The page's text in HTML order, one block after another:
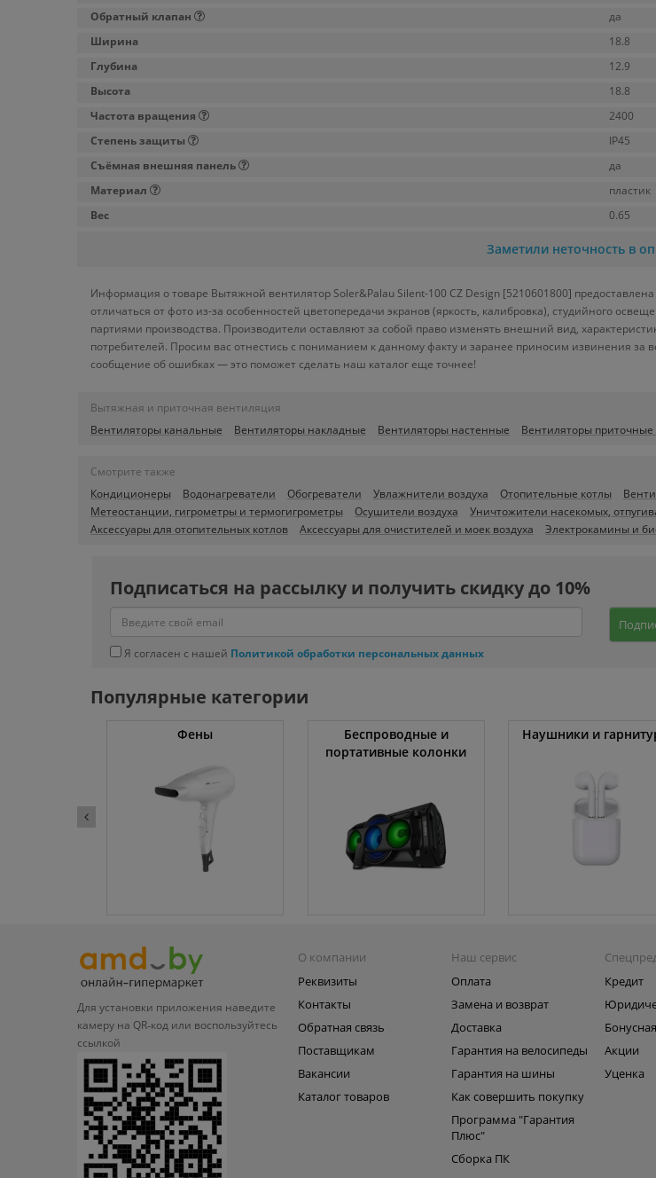
Обратный клапан
да
Ширина
18.8
Глубина
12.9
Высота
18.8
Частота вращения
2400
Степень защиты
IP45
Съёмная внешняя панель
да
Материал
пластик
Вес
0.65
Заметили неточность в
Информация о товаре Вытяжной вентилятор Soler&Palau Silent-100 CZ Design [5210601800]
отличаться от фото из-за особенностей цветопередачи экранов (яркость, калибровка), студийного
партиями производства. Производители оставляют за собой право изменять внешний вид,
потребителей. Просим вас отнестись с пониманием к данному факту и заранее приносим извинения
сообщение об ошибках — это поможет сделать наш каталог еще точнее!
Вытяжная и приточная вентиляция
Вентиляторы канальные
Вентиляторы накладные Вентиляторы настенные Вентиляторы приточные
Смотрите также
Кондиционеры
Водонагреватели Обогреватели Увлажнители воздуха Отопительные котлы
Метеостанции, гигрометры и термогигрометры
Осушители воздуха Уничтожители насекомых,
Аксессуары для отопительных котлов
Аксессуары для очистителей и моек воздуха Электрокамины и
Подписаться на рассылку и получить скидку до 10%
Я согласен с нашей Политикой обработки персональных данных
Популярные категории
Фены
Беспроводные и
портативные колонки
Наушники и
Для установки приложения наведите
камеру на QR‑код или воспользуйтесь
ссылкой
О компании
Реквизиты
Контакты
Обратная связь
Поставщикам
Вакансии
Каталог товаров
Наш сервис
Оплата
Замена и возврат
Доставка
Гарантия на велосипеды
Гарантия на шины
Как совершить покупку
Программа "Гарантия
Плюс"
Сборка ПК
Кредит
Акции
Уценка